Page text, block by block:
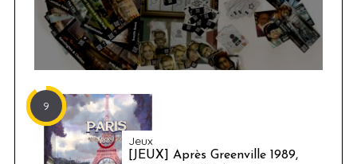
9
Jeux
[JEUX] Après Greenville 1989,